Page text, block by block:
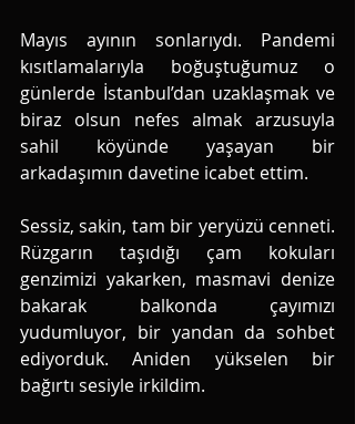
Mayıs ayının sonlarıydı. Pandemi
kısıtlamalarıyla boğuştuğumuz o
günlerde İstanbul’dan uzaklaşmak ve
biraz olsun nefes almak arzusuyla
sahil köyünde yaşayan bir
arkadaşımın davetine icabet ettim.
Sessiz, sakin, tam bir yeryüzü cenneti.
Rüzgarın taşıdığı çam kokuları
genzimizi yakarken, masmavi denize
bakarak balkonda çayımızı
yudumluyor, bir yandan da sohbet
ediyorduk. Aniden yükselen bir
bağırtı sesiyle irkildim.